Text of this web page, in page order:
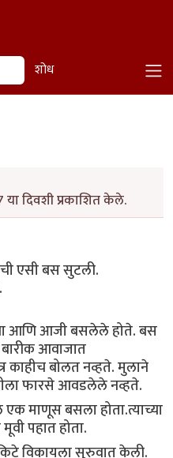
शोध
या दिवशी प्रकाशित केले.
एसी बस सुटली.
आणि आजी बसलेले होते. बस
आवाजात
काहीच बोलत नव्हते. मुलाने
फारसे आवडलेले नव्हते.
माणूस बसला होता.त्याच्या
पहात होता.
विकायला सुरुवात केली.